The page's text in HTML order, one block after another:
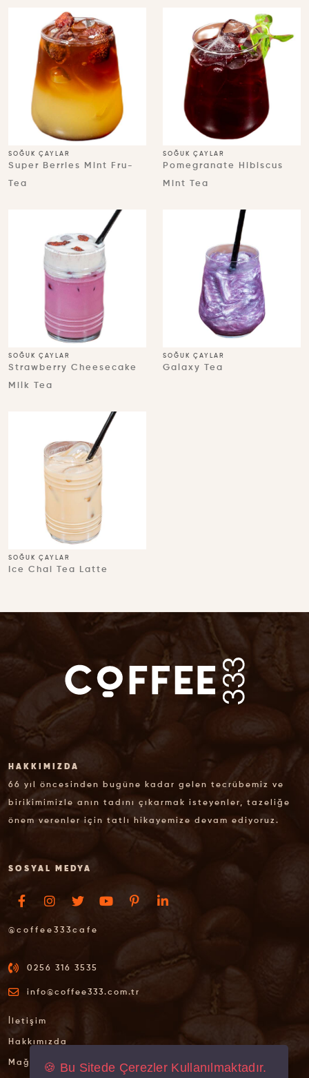
SOĞUK ÇAYLAR
Super Berries Mint Fru-
Tea
SOĞUK ÇAYLAR
Pomegranate Hibiscus
Mint Tea
SOĞUK ÇAYLAR
Strawberry Cheesecake
Milk Tea
SOĞUK ÇAYLAR
Galaxy Tea
SOĞUK ÇAYLAR
Ice Chai Tea Latte
HAKKIMIZDA
66 yıl öncesinden bugüne kadar gelen tecrübemiz ve
birikimimizle anın tadını çıkarmak isteyenler, tazeliğe
önem verenler için tatlı hikayemize devam ediyoruz.
SOSYAL MEDYA
@coffee333cafe
0256 316 3535
info@coffee333.com.tr
İletişim
Hakkımızda
Mağazalarımız
🍪 Bu Sitede Çerezler Kullanılmaktadır.